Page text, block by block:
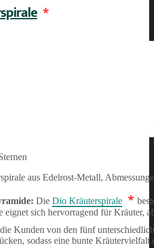
*
aus Edelrost-Metall,
Die Dio Kräuterspirale *
eignet sich hervorragend für Kräuter,
Kunden von den fünf
sodass eine bunte Kräutervielfalt